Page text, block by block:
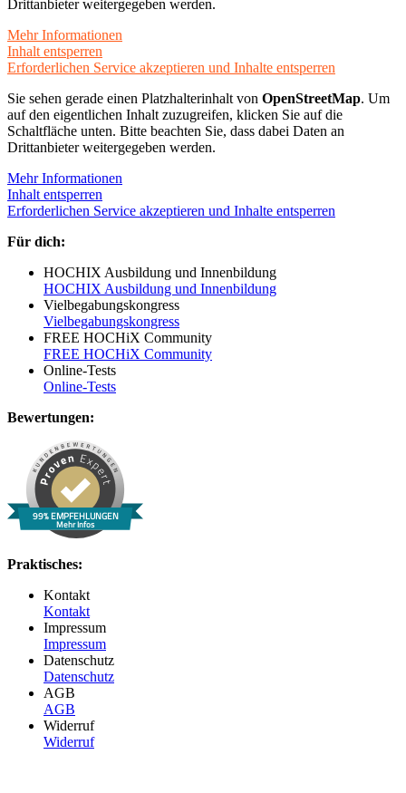
Drittanbieter weitergegeben werden.
Mehr Informationen
Inhalt entsperren
Erforderlichen Service akzeptieren und Inhalte entsperren
Sie sehen gerade einen Platzhalterinhalt von OpenStreetMap. Um
auf den eigentlichen Inhalt zuzugreifen, klicken Sie auf die
Schaltfläche unten. Bitte beachten Sie, dass dabei Daten an
Drittanbieter weitergegeben werden.
Mehr Informationen
Inhalt entsperren
Erforderlichen Service akzeptieren und Inhalte entsperren
Für dich:
HOCHIX Ausbildung und Innenbildung
HOCHIX Ausbildung und Innenbildung
Vielbegabungskongress
Vielbegabungskongress
FREE HOCHiX Community
FREE HOCHiX Community
Online-Tests
Online-Tests
Bewertungen:
99% EMPFEHLUNGEN
Mehr Infos
Praktisches:
Kontakt
Kontakt
Impressum
Impressum
Datenschutz
Datenschutz
AGB
AGB
Widerruf
Widerruf